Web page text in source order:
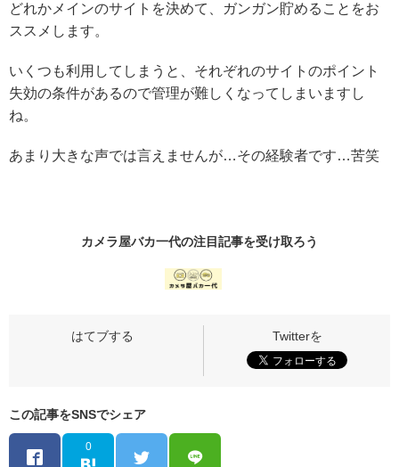
どれかメインのサイトを決めて、ガンガン貯めることをお
ススメします。
いくつも利用してしまうと、それぞれのサイトのポイント
失効の条件があるので管理が難しくなってしまいますし
ね。
あまり大きな声では言えませんが…その経験者です…苦笑
カメラ屋バカ一代の注目記事を受け取ろう
この記事をSNSでシェア
0